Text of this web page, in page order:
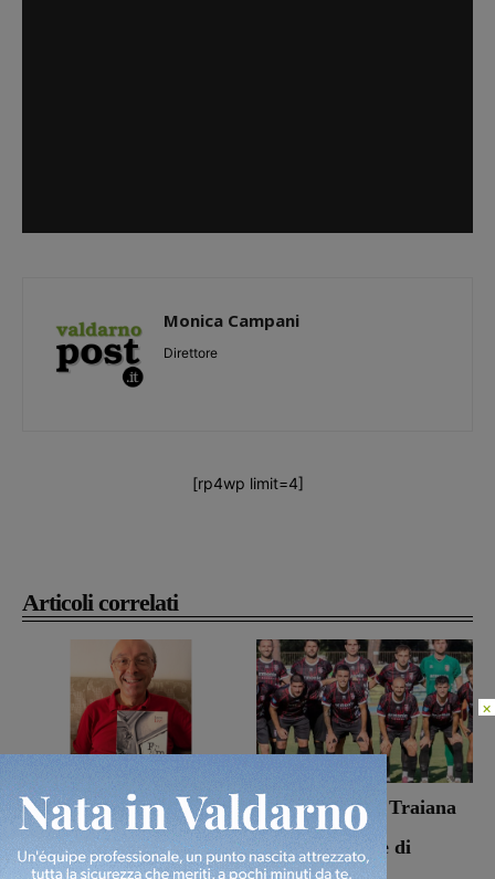
Articoli correlati
Dal treno all’ospedale, la
vita in “Frammenti”: il
primo libro del
valdarnese Luca Livi
Il Terrranuova Traiana
battuto 3-1
nell’amichevole di
Grosseto
Monica Campani
Direttore
[rp4wp limit=4]
×